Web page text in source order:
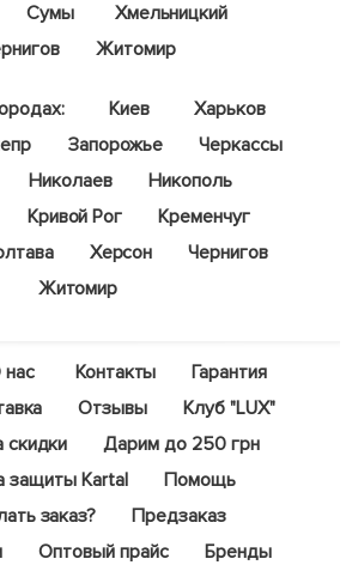
Сумы
Хмельницкий
Житомир
Киев
Харьков
Запорожье
Черкассы
Николаев
Никополь
Кривой Рог
Кременчуг
Херсон
Чернигов
Житомир
Контакты
Гарантия
Отзывы
Клуб "LUX"
скидки
Дарим до 250 грн
защиты Kartal
Помощь
заказ?
Предзаказ
Оптовый прайс Бренды